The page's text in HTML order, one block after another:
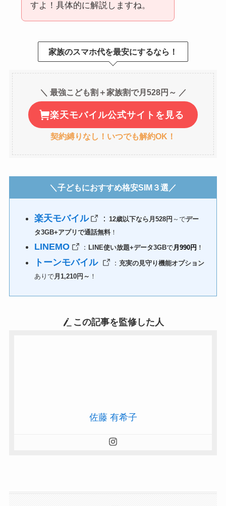
すよ！具体的に解説しますね。
家族のスマホ代を最安にするなら！
＼ 最強こども割＋家族割で月528円～ ／
楽天モバイル公式サイトを見る
契約縛りなし！いつでも解約OK！
＼子どもにおすすめ格安SIM３選／
楽天モバイル ： 12歳以下なら月528円 ～でデー
タ3GB+アプリで通話無料！
LINEMO ： LINE使い放題+データ3GBで月990円 ！
トーンモバイル ： 充実の見守り機能オプション
ありで月1,210円～ ！
この記事を監修した人
佐藤 有希子